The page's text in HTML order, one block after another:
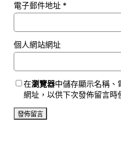
電子郵件地址 *
個人網站網址
在瀏覽器中儲存顯示名稱、
網址，以供下次發佈留言時